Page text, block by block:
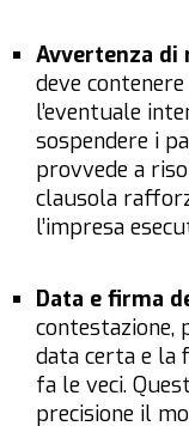
Avvertenza di
deve
l’eventuale
sospendere i
provvede a
clausola
l’impresa
Data e firma
contestazione,
data certa e la
fa le veci.
precisione il